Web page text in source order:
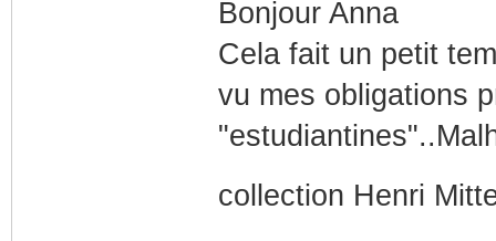
Bonjour Anna
Cela fait un petit
vu mes obligations
collection Henri